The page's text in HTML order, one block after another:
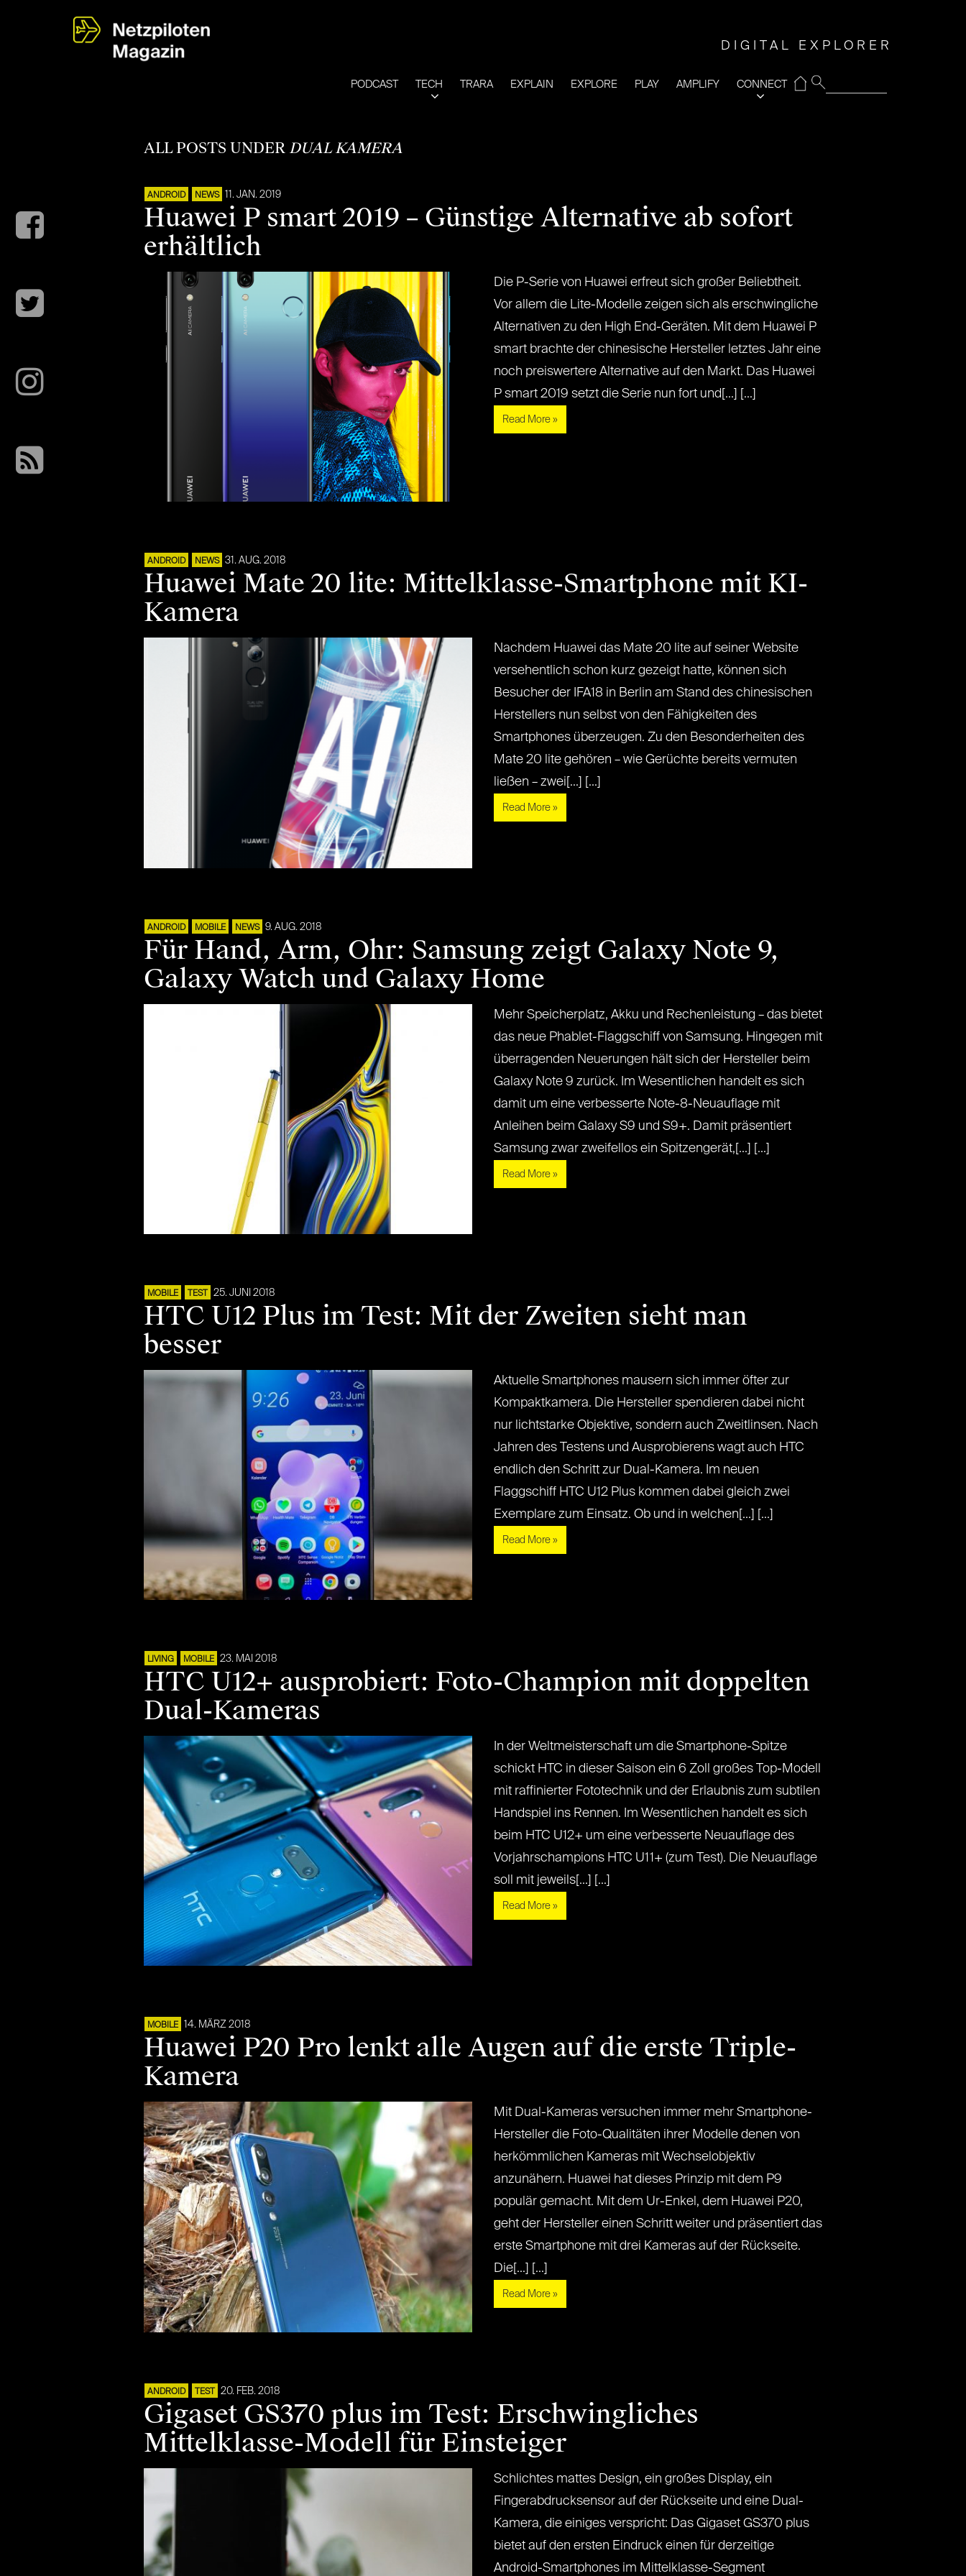
DIGITAL EXPLORER
PODCAST TECH TRARA EXPLAIN EXPLORE PLAY AMPLIFY CONNECT
⌂
ALL POSTS UNDER DUAL KAMERA
ANDROID NEWS 11. JAN. 2019
Huawei P smart 2019 – Günstige Alternative ab sofort
erhältlich
Die P-Serie von Huawei erfreut sich großer Beliebtheit.
Vor allem die Lite-Modelle zeigen sich als erschwingliche
Alternativen zu den High End-Geräten. Mit dem Huawei P
smart brachte der chinesische Hersteller letztes Jahr eine
noch preiswertere Alternative auf den Markt. Das Huawei
P smart 2019 setzt die Serie nun fort und[...] [...]
Read More »
ANDROID NEWS 31. AUG. 2018
Huawei Mate 20 lite: Mittelklasse-Smartphone mit KI-
Kamera
Nachdem Huawei das Mate 20 lite auf seiner Website
versehentlich schon kurz gezeigt hatte, können sich
Besucher der IFA18 in Berlin am Stand des chinesischen
Herstellers nun selbst von den Fähigkeiten des
Smartphones überzeugen. Zu den Besonderheiten des
Mate 20 lite gehören – wie Gerüchte bereits vermuten
ließen – zwei[...] [...]
Read More »
ANDROID MOBILE NEWS 9. AUG. 2018
Für Hand, Arm, Ohr: Samsung zeigt Galaxy Note 9,
Galaxy Watch und Galaxy Home
Mehr Speicherplatz, Akku und Rechenleistung – das bietet
das neue Phablet-Flaggschiff von Samsung. Hingegen mit
überragenden Neuerungen hält sich der Hersteller beim
Galaxy Note 9 zurück. Im Wesentlichen handelt es sich
damit um eine verbesserte Note-8-Neuauflage mit
Anleihen beim Galaxy S9 und S9+. Damit präsentiert
Samsung zwar zweifellos ein Spitzengerät,[...] [...]
Read More »
MOBILE TEST 25. JUNI 2018
HTC U12 Plus im Test: Mit der Zweiten sieht man
besser
Aktuelle Smartphones mausern sich immer öfter zur
Kompaktkamera. Die Hersteller spendieren dabei nicht
nur lichtstarke Objektive, sondern auch Zweitlinsen. Nach
Jahren des Testens und Ausprobierens wagt auch HTC
endlich den Schritt zur Dual-Kamera. Im neuen
Flaggschiff HTC U12 Plus kommen dabei gleich zwei
Exemplare zum Einsatz. Ob und in welchen[...] [...]
Read More »
LIVING MOBILE 23. MAI 2018
HTC U12+ ausprobiert: Foto-Champion mit doppelten
Dual-Kameras
In der Weltmeisterschaft um die Smartphone-Spitze
schickt HTC in dieser Saison ein 6 Zoll großes Top-Modell
mit raffinierter Fototechnik und der Erlaubnis zum subtilen
Handspiel ins Rennen. Im Wesentlichen handelt es sich
beim HTC U12+ um eine verbesserte Neuauflage des
Vorjahrschampions HTC U11+ (zum Test). Die Neuauflage
soll mit jeweils[...] [...]
Read More »
MOBILE 14. MÄRZ 2018
Huawei P20 Pro lenkt alle Augen auf die erste Triple-
Kamera
Mit Dual-Kameras versuchen immer mehr Smartphone-
Hersteller die Foto-Qualitäten ihrer Modelle denen von
herkömmlichen Kameras mit Wechselobjektiv
anzunähern. Huawei hat dieses Prinzip mit dem P9
populär gemacht. Mit dem Ur-Enkel, dem Huawei P20,
geht der Hersteller einen Schritt weiter und präsentiert das
erste Smartphone mit drei Kameras auf der Rückseite.
Die[...] [...]
Read More »
ANDROID TEST 20. FEB. 2018
Gigaset GS370 plus im Test: Erschwingliches
Mittelklasse-Modell für Einsteiger
Schlichtes mattes Design, ein großes Display, ein
Fingerabdrucksensor auf der Rückseite und eine Dual-
Kamera, die einiges verspricht: Das Gigaset GS370 plus
bietet auf den ersten Eindruck einen für derzeitige
Android-Smartphones im Mittelklasse-Segment